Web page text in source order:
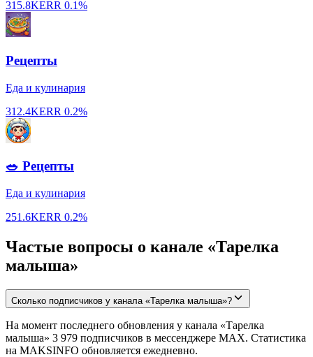
315.8KERR 0.1%
Рецепты
Еда и кулинария
312.4KERR 0.2%
🥗 Рецепты
Еда и кулинария
251.6KERR 0.2%
Частые вопросы о канале «Тарелка
малыша»
Сколько подписчиков у канала «Тарелка малыша»?
На момент последнего обновления у канала «Тарелка
малыша» 3 979 подписчиков в мессенджере MAX. Статистика
на MAKSINFO обновляется ежедневно.